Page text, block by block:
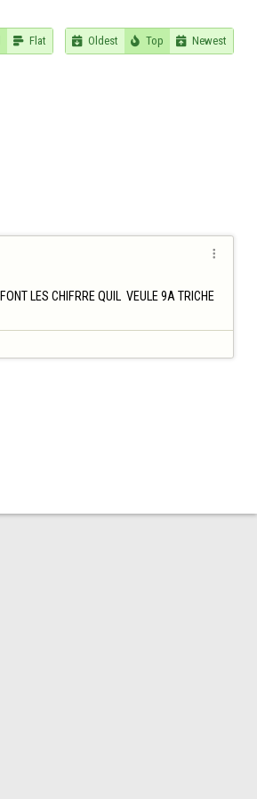
 Flat  Oldest  Top  Newest

LES CHIFRRE QUIL  VEULE 9A TRICHE